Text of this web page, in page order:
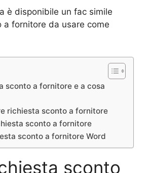
è disponibile un fac simile
a fornitore da usare come
sconto a fornitore e a cosa
richiesta sconto a fornitore
sconto a fornitore
sconto a fornitore Word
sconto